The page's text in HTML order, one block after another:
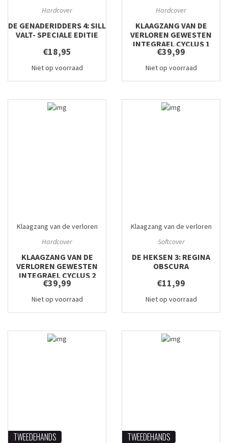
Hardcover
DE GENADERIDDERS 4: SILL
VALT- SPECIALE EDITIE
€18,95
Niet op voorraad
Hardcover
KLAAGZANG VAN DE
VERLOREN GEWESTEN
INTEGRAEL CYCLUS 1
€39,99
Niet op voorraad
Klaagzang van de verloren
Hardcover
KLAAGZANG VAN DE
VERLOREN GEWESTEN
INTEGRAEL CYCLUS 2
€39,99
Niet op voorraad
Klaagzang van de verloren
Softcover
DE HEKSEN 3: REGINA
OBSCURA
€11,99
Niet op voorraad
TWEEDEHANDS TWEEDEHANDS